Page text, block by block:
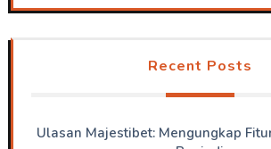
Recent Posts
Ulasan Majestibet: Mengungkap